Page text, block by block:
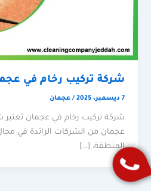
شركة تركيب رخام في
7 ديسمبر، 2025 /عجمان
شركة تركيب رخام في عجمان تعتبر
عجمان من الشركات الرائدة في
المنطقة، […]